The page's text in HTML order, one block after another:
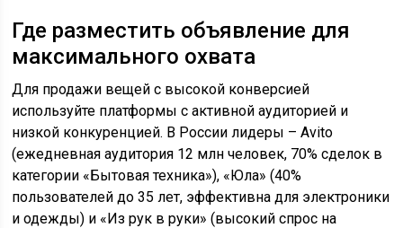
Где разместить объявление для
максимального охвата
Для продажи вещей с высокой конверсией
используйте платформы с активной аудиторией и
низкой конкуренцией. В России лидеры – Avito
(ежедневная аудитория 12 млн человек, 70% сделок в
категории «Бытовая техника»), «Юла» (40%
пользователей до 35 лет, эффективна для электроники
и одежды) и «Из рук в руки» (высокий спрос на